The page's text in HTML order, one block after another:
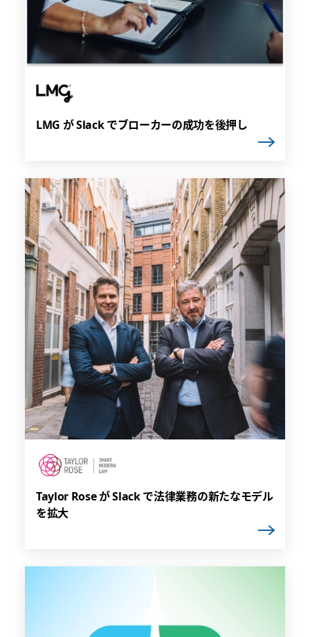
LMG が Slack でブローカーの成功を後押し
Taylor Rose が Slack で法律業務の新たなモデル
を拡大